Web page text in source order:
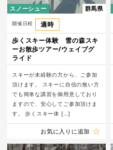
スノーシュー 群馬県
開催日程
適時
歩くスキー体験 雪の森スキ
ーお散歩ツアー/ウェイブグ
ライド
スキーが未経験の方から、ご参加
頂けます。 スキーに自信の無い方
でも簡単な講習を御用意しており
ますので、安心してご参加頂けま
す。 歩くスキー体 […]
お気に入りに追加